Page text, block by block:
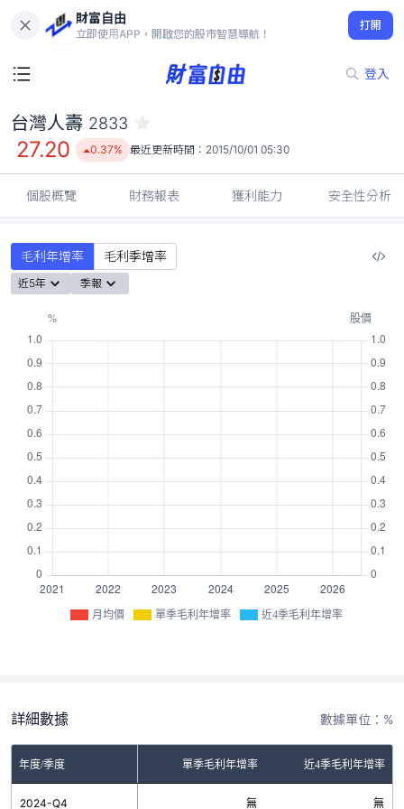
財富自由
立即使用APP，開啟您的股市智慧導航！
打開
登入
27.20
0.37%
台灣人壽 2833
27.20 0.37% 最近更新時間： 2015/10/01 05:30
個股概覽 財務報表 獲利能力 安全性分析
毛利年增率 毛利季增率
近5年 季報
月均價 單季毛利年增率 近4季毛利年增率
詳細數據 數據單位：%
年度/季度 單季毛利年增率 近4季毛利年增率
2024-Q4 無 無